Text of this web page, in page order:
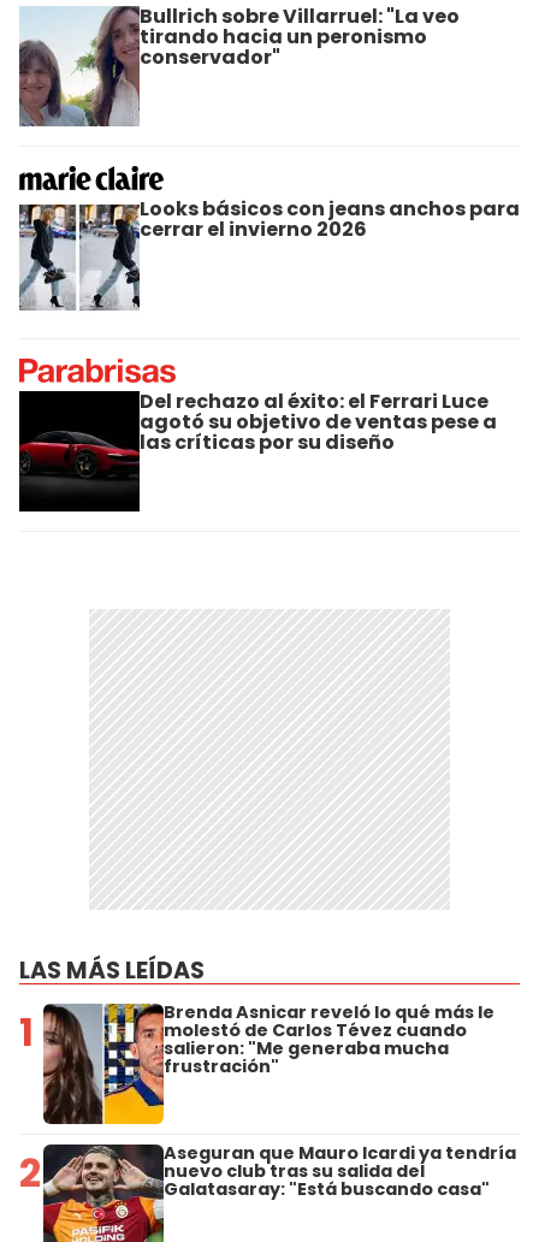
Bullrich sobre Villarruel: "La veo
tirando hacia un peronismo
conservador"
Looks básicos con jeans anchos para
cerrar el invierno 2026
Del rechazo al éxito: el Ferrari Luce
agotó su objetivo de ventas pese a
las críticas por su diseño
LAS MÁS LEÍDAS
1 Brenda Asnicar reveló lo qué más le
molestó de Carlos Tévez cuando
salieron: "Me generaba mucha
frustración"
2 Aseguran que Mauro Icardi ya tendría
nuevo club tras su salida del
Galatasaray: "Está buscando casa"